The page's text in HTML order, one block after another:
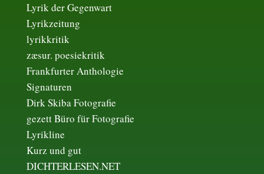
Lyrik der Gegenwart
Lyrikzeitung
lyrikkritik
zæsur. poesiekritik
Frankfurter Anthologie
Signaturen
Dirk Skiba Fotografie
gezett Büro für Fotografie
Lyrikline
Kurz und gut
DICHTERLESEN.NET